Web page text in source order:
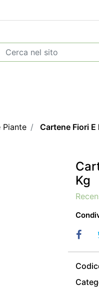
Piante Cartene Fiori E
Kg